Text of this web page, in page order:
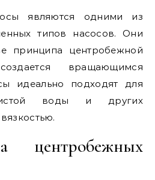
являются одними из
типов насосов. Они
принципа центробежной
вращающимся
идеально подходят для
воды и других
центробежных